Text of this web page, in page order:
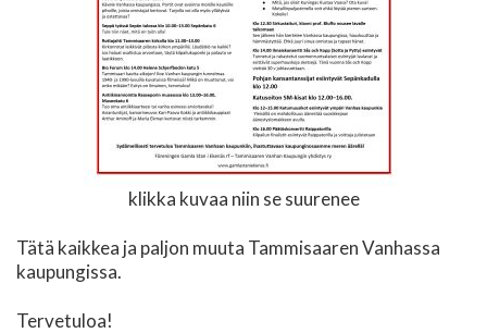
klikka kuvaa niin se suurenee
Tätä kaikkea ja paljon muuta Tammisaaren Vanhassa
kaupungissa.
Tervetuloa!